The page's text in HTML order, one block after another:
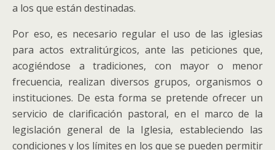
a los que están destinadas.
Por eso, es necesario regular el uso de las iglesias
para actos extralitúrgicos, ante las peticiones que,
acogiéndose a tradiciones, con mayor o menor
frecuencia, realizan diversos grupos, organismos o
instituciones. De esta forma se pretende ofrecer un
servicio de clarificación pastoral, en el marco de la
legislación general de la Iglesia, estableciendo las
condiciones y los límites en los que se pueden permitir